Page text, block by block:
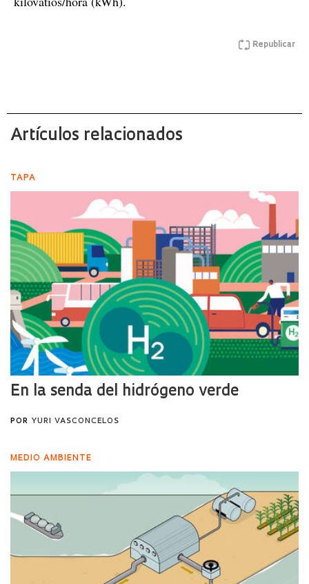
Republicar